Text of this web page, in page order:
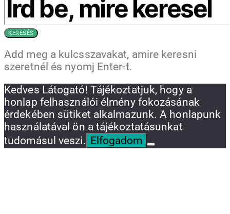
KERESÉS
Add meg a kulcsszavakat, amire keresni
szeretnél és nyomj Enter-t.
Kedves Látogató! Tájékoztatjuk, hogy a
honlap felhasználói élmény fokozásának
érdekében sütiket alkalmazunk. A honlapunk
használatával ön a tájékoztatásunkat
tudomásul veszi. Elfogadom